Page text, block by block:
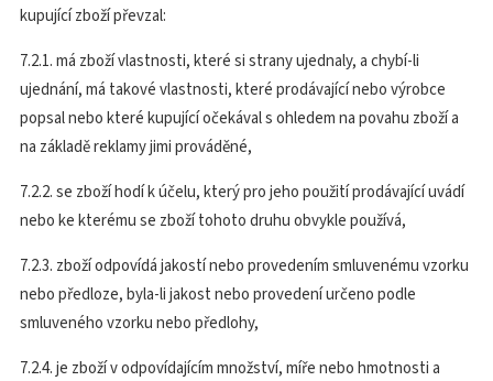
kupující zboží převzal:
7.2.1. má zboží vlastnosti, které si strany ujednaly, a chybí-li
ujednání, má takové vlastnosti, které prodávající nebo výrobce
popsal nebo které kupující očekával s ohledem na povahu zboží a
na základě reklamy jimi prováděné,
7.2.2. se zboží hodí k účelu, který pro jeho použití prodávající uvádí
nebo ke kterému se zboží tohoto druhu obvykle používá,
7.2.3. zboží odpovídá jakostí nebo provedením smluvenému vzorku
nebo předloze, byla-li jakost nebo provedení určeno podle
smluveného vzorku nebo předlohy,
7.2.4. je zboží v odpovídajícím množství, míře nebo hmotnosti a